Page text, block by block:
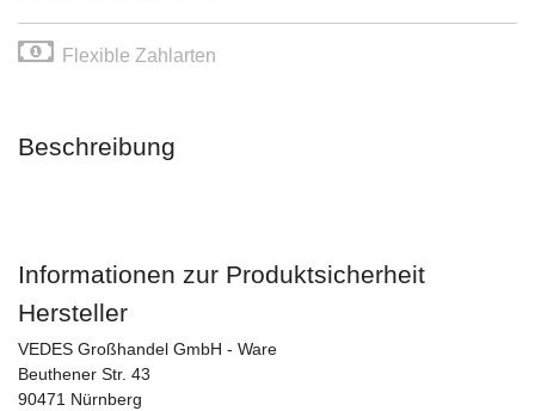
Flexible Zahlarten
Beschreibung
Informationen zur Produktsicherheit
Hersteller
VEDES Großhandel GmbH - Ware
Beuthener Str. 43
90471 Nürnberg